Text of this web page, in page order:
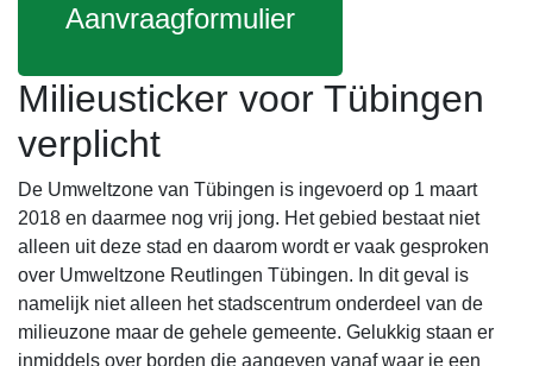
Aanvraagformulier
Milieusticker voor Tübingen
verplicht
De Umweltzone van Tübingen is ingevoerd op 1 maart
2018 en daarmee nog vrij jong. Het gebied bestaat niet
alleen uit deze stad en daarom wordt er vaak gesproken
over Umweltzone Reutlingen Tübingen. In dit geval is
namelijk niet alleen het stadscentrum onderdeel van de
milieuzone maar de gehele gemeente. Gelukkig staan er
inmiddels over borden die aangeven vanaf waar je een